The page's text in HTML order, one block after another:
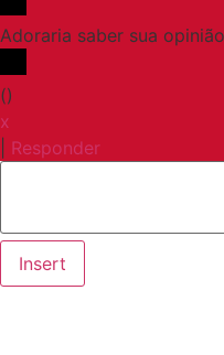
Adoraria saber sua
()
x
Responder
Insert